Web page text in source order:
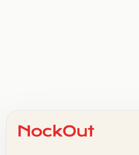
+   .   .   .   .   .   .   .